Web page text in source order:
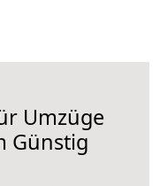
Umzüge
Günstig